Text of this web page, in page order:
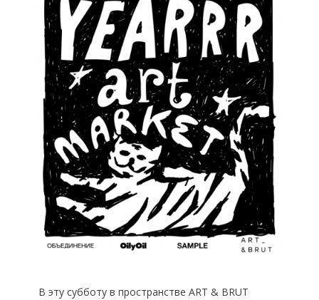
В эту субботу в пространстве ART & BRUT